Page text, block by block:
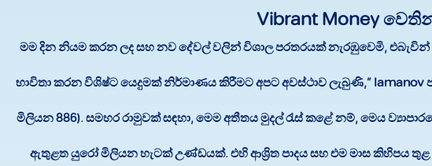
Vibrant Money
“මම දින නියම කරන ලද සහ නව දේවල් වලින් විශාල පරතරයක් නැරඹුවෙමි,
භාවිතා කරන විශිෂ්ට යෙදුමක් නිර්මාණය කිරීමට අපට අවස්ථාව ලැබුණි,”
මිලියන 886). සමහර රාමුවක් සඳහා, මෙම අතීතය මුදල් රැස් කළේ නම්, මෙය
ඇතුළත යුරෝ මිලියන හැටක් උණ්ඩයක්. එහි ආශ්‍රිත පාදය සහ එම මාස කිහිපය